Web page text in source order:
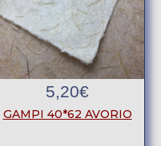
5,20€
GAMPI 40*62 AVORIO